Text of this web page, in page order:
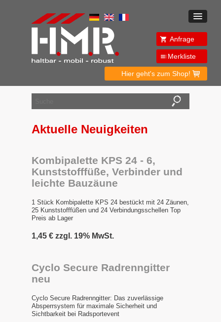
Anfrage
Merkliste
Hier geht's zum Shop!
Aktuelle Neuigkeiten
Kombipalette KPS 24 - 6,
Kunststofffüße, Verbinder und
leichte Bauzäune
1 Stück Kombipalette KPS 24 bestückt mit 24 Zäunen,
25 Kunststofffüßen und 24 Verbindungsschellen Top
Preis ab Lager
1,45 € zzgl. 19% MwSt.
Cyclo Secure Radrenngitter
neu
Cyclo Secure Radrenngitter: Das zuverlässige
Absperrsystem für maximale Sicherheit und
Sichtbarkeit bei Radsportevent